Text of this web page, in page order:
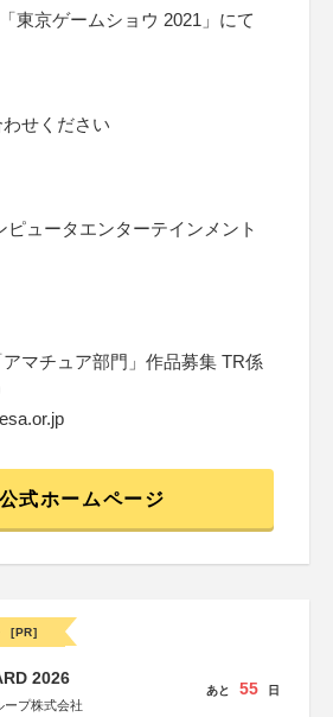
東京ゲームショウ 2021」にて
せください
ピュータエンターテインメント
マチュア部門」作品募集 TR係
公式ホームページ
[PR]
2026
ープ株式会社
あと 55 日